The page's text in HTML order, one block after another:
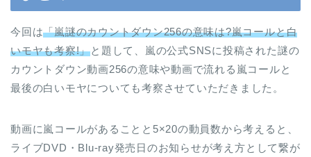
今回は「嵐謎のカウントダウン256の意味は?嵐コールと白
いモヤも考察!」と題して、嵐の公式SNSに投稿された謎の
カウントダウン動画256の意味や動画で流れる嵐コールと
最後の白いモヤについても考察させていただきました。
動画に嵐コールがあることと5×20の動員数から考えると、
ライブDVD・Blu-ray発売日のお知らせが考え方として繋が